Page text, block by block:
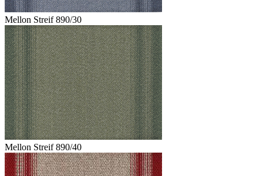
Mellon Streif 890/30
Mellon Streif 890/40